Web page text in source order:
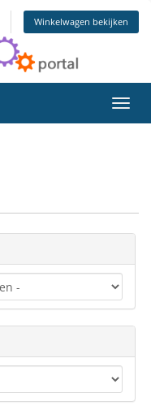
Winkelwagen bekijken